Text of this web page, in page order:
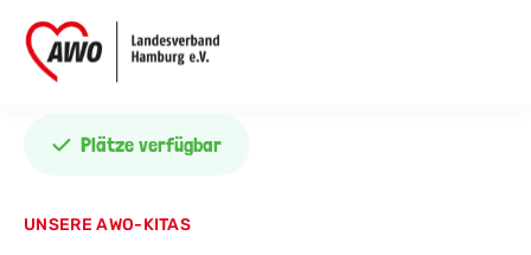
Plätze verfügbar
UNSERE AWO-KITAS